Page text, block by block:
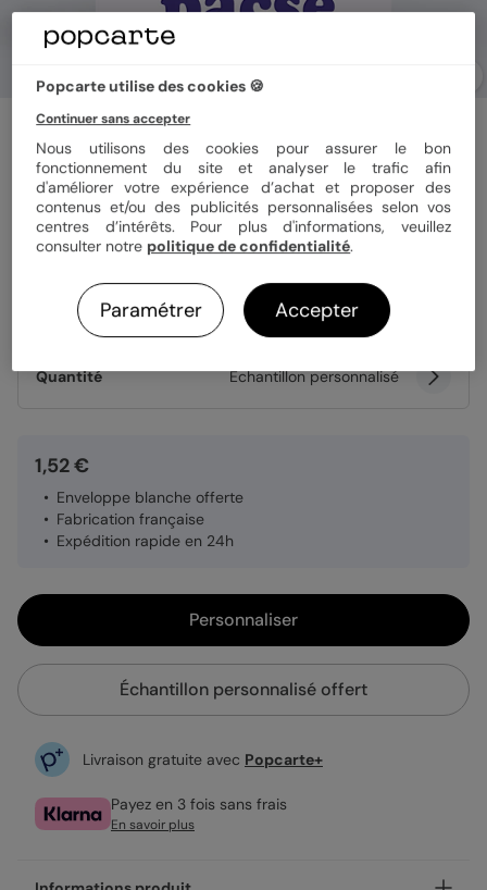
Faire part pacs
Le Grand Jour
Format 12x17 cm plié
Papier Papier Satiné
Quantité Échantillon personnalisé
1,52 €
Enveloppe blanche offerte
Fabrication française
Expédition rapide en 24h
Personnaliser
Échantillon personnalisé offert
Livraison gratuite avec Popcarte+
Payez en 3 fois sans frais
En savoir plus
Popcarte utilise des cookies 🍪
Continuer sans accepter
Nous utilisons des cookies pour assurer le bon
fonctionnement du site et analyser le trafic afin
d'améliorer votre expérience d’achat et proposer des
contenus et/ou des publicités personnalisées selon vos
centres d’intérêts. Pour plus d'informations, veuillez
consulter notre politique de confidentialité.
Paramétrer Accepter